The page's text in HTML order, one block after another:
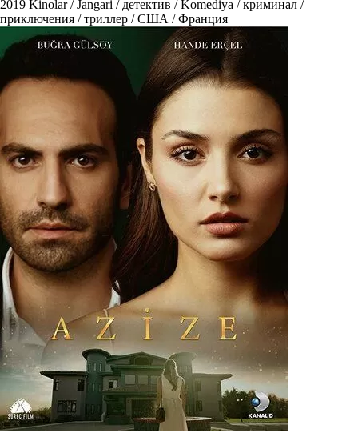
2019 Kinolar / Jangari / детектив / Komediya / криминал /
приключения / триллер / США / Франция